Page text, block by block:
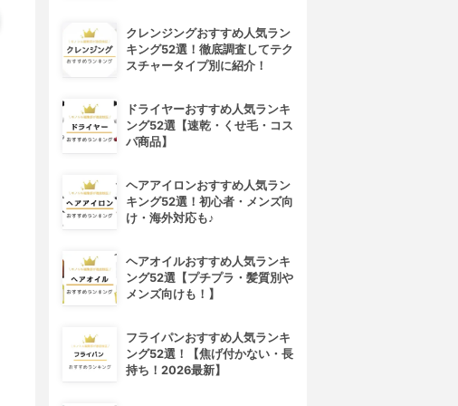
クレンジングおすすめ人気ラン
キング52選！徹底調査してテク
スチャータイプ別に紹介！
ドライヤーおすすめ人気ランキ
ング52選【速乾・くせ毛・コス
パ商品】
ヘアアイロンおすすめ人気ラン
キング52選！初心者・メンズ向
け・海外対応も♪
ヘアオイルおすすめ人気ランキ
ング52選【プチプラ・髪質別や
メンズ向けも！】
フライパンおすすめ人気ランキ
ング52選！【焦げ付かない・長
持ち！2026最新】